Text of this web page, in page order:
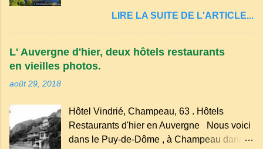
des souvenirs tout cela dans un grand parc
arboré.
d'explosion) rempli d’eau, appelé : le Lac de
Tazenat ou Tazanat, il est le premier et le
plus au nord de la Chaîne des Puys qui en
compte près de soixante. En Auvergne
"sans fond" et en forme d'entonnoir
entraînant vers les entrailles de la terre, les
malheureux qui s'approchaient trop de
LIRE LA SUITE DE L'ARTICLE...
L' Auvergne d'hier, deux hôtels restaurants
en vieilles photos.
août 29, 2018
Hôtel Vindrié, Champeau, 63 . Hôtels
Restaurants d'hier en Auvergne Nous voici
dans le Puy-de-Dôme , à Champeau dans